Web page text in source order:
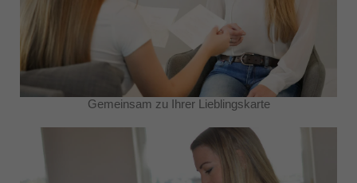
Gemeinsam zu Ihrer Lieblingskarte